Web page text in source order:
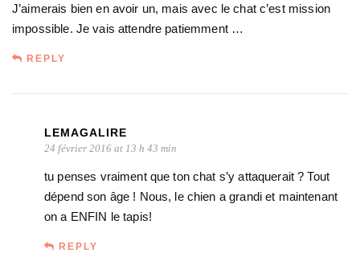
J’aimerais bien en avoir un, mais avec le chat c’est mission
impossible. Je vais attendre patiemment …
REPLY
LEMAGALIRE
24 février 2016 at 13 h 43 min
tu penses vraiment que ton chat s’y attaquerait ? Tout
dépend son âge ! Nous, le chien a grandi et maintenant
on a ENFIN le tapis!
REPLY